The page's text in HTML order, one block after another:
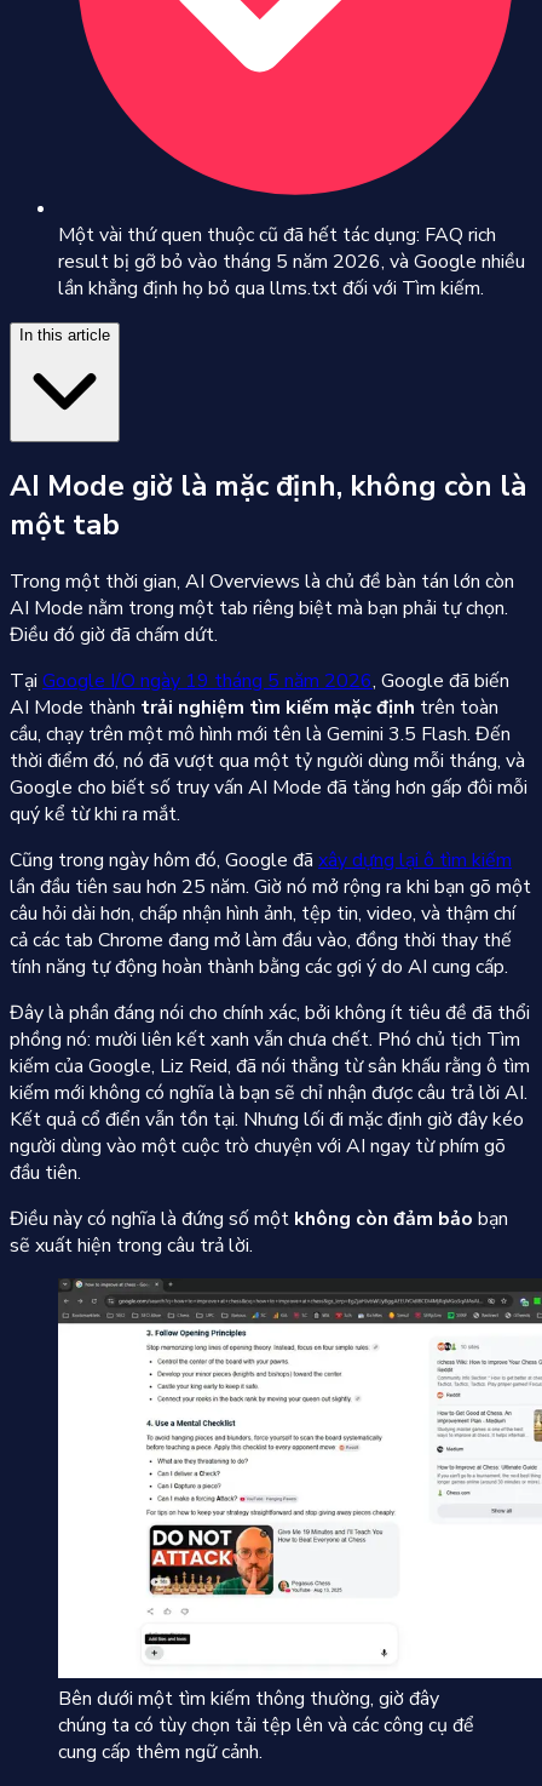
Một vài thứ quen thuộc cũ đã hết tác dụng: FAQ rich
result bị gỡ bỏ vào tháng 5 năm 2026, và Google nhiều
lần khẳng định họ bỏ qua llms.txt đối với Tìm kiếm.
In this article
AI Mode giờ là mặc định, không còn là
một tab
Trong một thời gian, AI Overviews là chủ đề bàn tán lớn còn
AI Mode nằm trong một tab riêng biệt mà bạn phải tự chọn.
Điều đó giờ đã chấm dứt.
Tại Google I/O ngày 19 tháng 5 năm 2026, Google đã biến
AI Mode thành trải nghiệm tìm kiếm mặc định trên toàn
cầu, chạy trên một mô hình mới tên là Gemini 3.5 Flash. Đến
thời điểm đó, nó đã vượt qua một tỷ người dùng mỗi tháng, và
Google cho biết số truy vấn AI Mode đã tăng hơn gấp đôi mỗi
quý kể từ khi ra mắt.
Cũng trong ngày hôm đó, Google đã xây dựng lại ô tìm kiếm
lần đầu tiên sau hơn 25 năm. Giờ nó mở rộng ra khi bạn gõ một
câu hỏi dài hơn, chấp nhận hình ảnh, tệp tin, video, và thậm chí
cả các tab Chrome đang mở làm đầu vào, đồng thời thay thế
tính năng tự động hoàn thành bằng các gợi ý do AI cung cấp.
Đây là phần đáng nói cho chính xác, bởi không ít tiêu đề đã thổi
phồng nó: mười liên kết xanh vẫn chưa chết. Phó chủ tịch Tìm
kiếm của Google, Liz Reid, đã nói thẳng từ sân khấu rằng ô tìm
kiếm mới không có nghĩa là bạn sẽ chỉ nhận được câu trả lời AI.
Kết quả cổ điển vẫn tồn tại. Nhưng lối đi mặc định giờ đây kéo
người dùng vào một cuộc trò chuyện với AI ngay từ phím gõ
đầu tiên.
Điều này có nghĩa là đứng số một không còn đảm bảo bạn
sẽ xuất hiện trong câu trả lời.
Bên dưới một tìm kiếm thông thường, giờ đây
chúng ta có tùy chọn tải tệp lên và các công cụ để
cung cấp thêm ngữ cảnh.